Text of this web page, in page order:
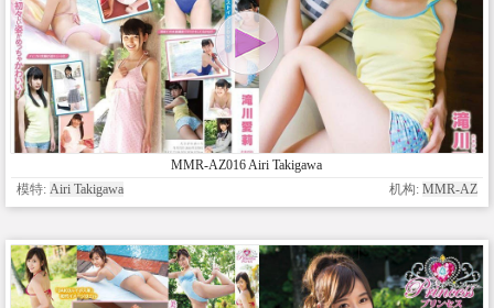
MMR-AZ016 Airi Takigawa
模特: Airi Takigawa 机构: MMR-AZ